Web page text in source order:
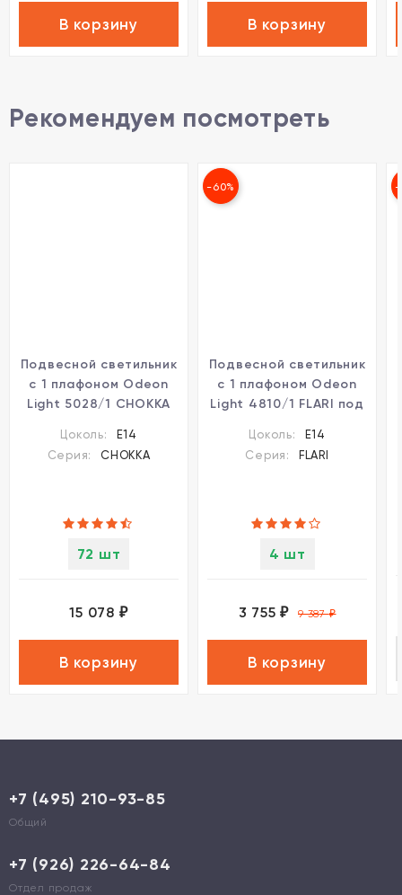
В корзину В корзину
Рекомендуем посмотреть
Подвесной светильник
с 1 плафоном Odeon
Light 5028/1 CHOKKA
Цоколь:
E14
Серия:
CHOKKA
72 шт
15 078 ₽
В корзину
-60%
Подвесной светильник
с 1 плафоном Odeon
Light 4810/1 FLARI под
Цоколь:
E14
Серия:
FLARI
4 шт
3 755 ₽ 9 387₽
В корзину
-
+7 (495) 210-93-85
Общий
+7 (926) 226-64-84
Отдел продаж